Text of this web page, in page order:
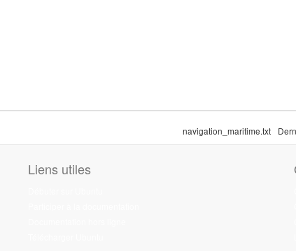
navigation_maritime.txt
Liens utiles